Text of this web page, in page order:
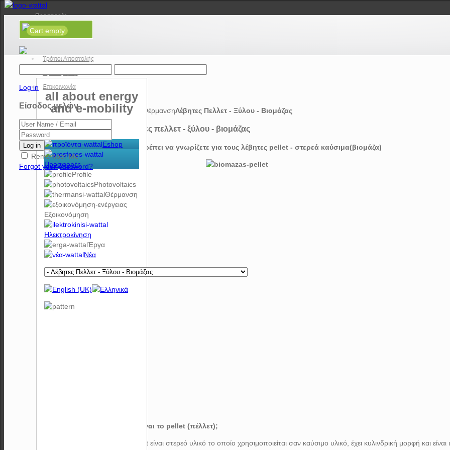
Προσφορές
Νέα
Τρόποι Αποστολής
Επικοινωνία
Cart empty
Log in
Είσοδος μελών
Log in
Remember Me
Forgot your password?
Αρχική ΘέρμανσηΛέβητες Πελλετ - Ξύλου - Βιομάζας
Λέβητες πελλετ - ξύλου - βιομάζας
Όσα πρέπει να γνωρίζετε για τους λέβητες pellet - στερεά καύσιμα(βιομάζα)
1) Τι είναι το pellet (πέλλετ);
Το pellet είναι στερεό υλικό το οποίο χρησιμοποιείται σαν καύσιμο υλικό, έχει κυλινδρική μορφή και είναι
all about energy
and e-mobility
Eshop
Προσφορές
Profile
Photovoltaics
Θέρμανση
Εξοικονόμηση
Ηλεκτροκίνηση
Έργα
Νέα